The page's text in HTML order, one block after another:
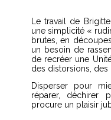
Le travail de
une simplicité «
brutes, en
un besoin de
de recréer une
des distorsions, des
Disperser pour
réparer, déchirer
procure un plaisir